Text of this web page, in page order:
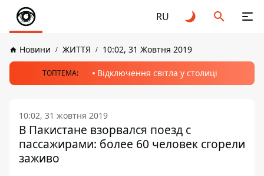
RU
Новини ЖИТТЯ 10:02, 31 Жовтня 2019
ТОПТЕМА: Відключення світла у столиці
10:02, 31 жовтня 2019
В Пакистане взорвался поезд с
пассажирами: более 60 человек сгорели
заживо